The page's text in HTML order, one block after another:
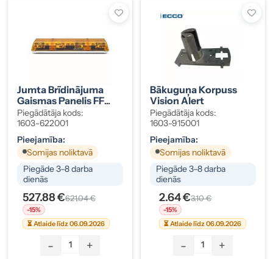
Jumta Brīdinājuma
Gaismas Panelis FF
742, 12V, 4 Sekcijas
Piegādātāja kods:
1603-622001
Pieejamība:
Somijas noliktavā
Piegāde 3–8 darba
dienās
527.88 €621.04 €
-15%
⏳ Atlaide līdz 06.09.2026
- +
Bākuguņa Korpuss
Vision Alert
Piegādātāja kods:
1603-915001
Pieejamība:
Somijas noliktavā
Piegāde 3–8 darba
dienās
2.64 €3.10 €
-15%
⏳ Atlaide līdz 06.09.2026
- +